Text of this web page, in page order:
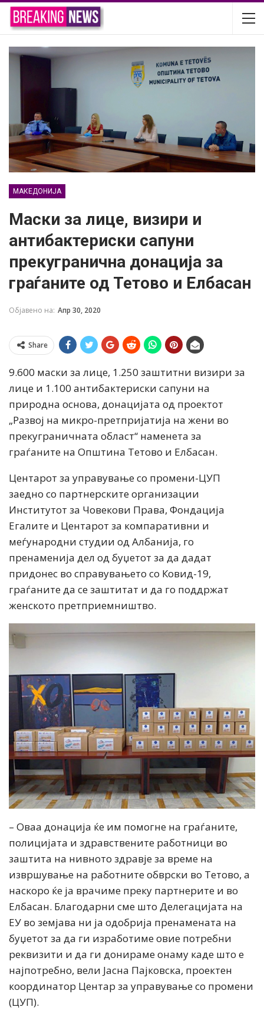
МАКЕДОНИЈА
Маски за лице, визири и
антибактериски сапуни
прекугранична донација за
граѓаните од Тетово и Елбасан
Објавено на: Апр 30, 2020
Share
9.600 маски за лице, 1.250 заштитни визири за
лице и 1.100 антибактериски сапуни на
природна основа, донацијата од проектот
„Развој на микро-претпријатија на жени во
прекуграничната област“ наменета за
граѓаните на Општина Тетово и Елбасан.
Центарот за управување со промени-ЦУП
заедно со партнерските организации
Институтот за Човекови Права, Фондација
Егалите и Центарот за компаративни и
меѓународни студии од Албанија, го
пренаменија дел од буџетот за да дадат
придонес во справувањето со Ковид-19,
граѓаните да се заштитат и да го поддржат
женското претприемништво.
– Оваа донација ќе им помогне на граѓаните,
полицијата и здравствените работници во
заштита на нивното здравје за време на
извршување на работните обврски во Тетово, а
наскоро ќе ја врачиме преку партнерите и во
Елбасан. Благодарни сме што Делегацијата на
ЕУ во земјава ни ја одобрија пренамената на
буџетот за да ги изработиме овие потребни
реквизити и да ги донираме онаму каде што е
најпотребно, вели Јасна Пајковска, проектен
координатор Центар за управување со промени
(ЦУП).